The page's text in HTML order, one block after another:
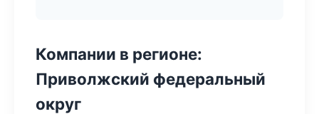
Компании в регионе:
Приволжский федеральный
округ